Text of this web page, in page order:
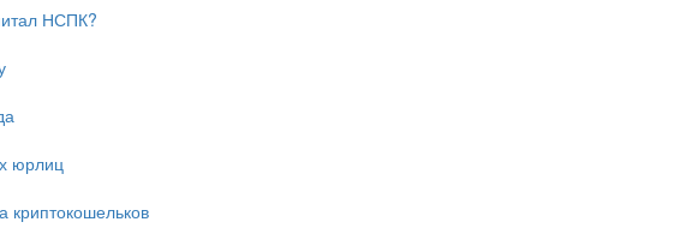
НСПК?
юрлиц
криптокошельков